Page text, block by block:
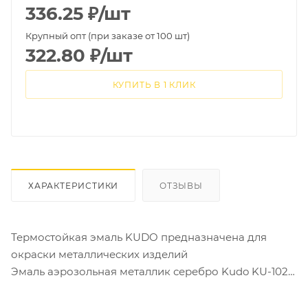
336.25 ₽/шт
Крупный опт (при заказе от 100 шт)
322.80 ₽/шт
КУПИТЬ В 1 КЛИК
ХАРАКТЕРИСТИКИ ОТЗЫВЫ
Термостойкая эмаль KUDO предназначена для
окраски металлических изделий
Эмаль аэрозольная металлик серебро Kudo KU-1026